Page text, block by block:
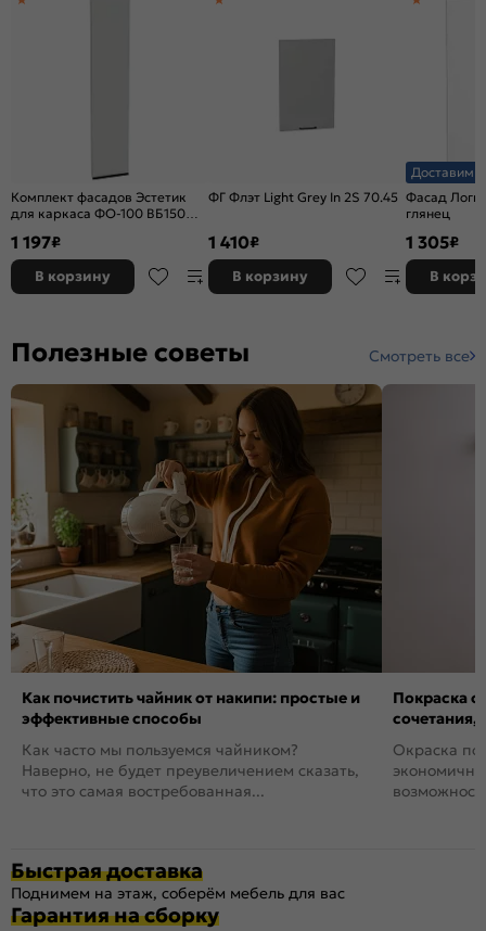
Комплект фасадов Эстетик
для каркаса ФО-100 ВБ150
1 197₽
В корзину
ФГ Флэт Light Grey In 2S 70.45
1 410₽
В корзину
Доставим
Фасад
глянец
1 305₽
В
Полезные советы Смотреть все
Как почистить чайник от накипи: простые и
эффективные способы
Как часто мы пользуемся чайником?
Наверно, не будет преувеличением сказать,
что это самая востребованная...
Покраска
сочетания,
Окраска
Быстрая доставка
Поднимем на этаж, соберём мебель для вас
Гарантия на сборку